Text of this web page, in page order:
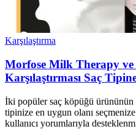
Karşılaştırma
Morfose Milk Therapy ve
Karşılaştırması Saç
İki popüler saç köpüğü ürününün
tipinize en uygun olanı
kullanıcı yorumlarıyla